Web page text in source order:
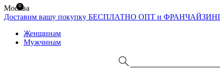
Москва
Доставим вашу покупку БЕСПЛАТНО ОПТ и
Женщинам
Мужчинам
0